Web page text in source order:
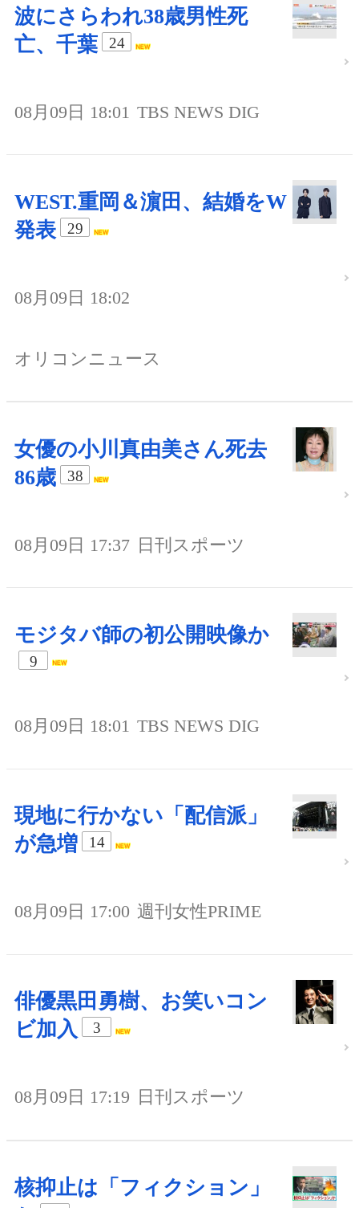
波にさらわれ38歳男性死
亡、千葉
24
08月09日 18:01 TBS NEWS DIG
WEST.重岡＆濵田、結婚をW
発表
29
08月09日 18:02
オリコンニュース
女優の小川真由美さん死去
86歳
38
08月09日 17:37 日刊スポーツ
モジタバ師の初公開映像か
9
08月09日 18:01 TBS NEWS DIG
現地に行かない「配信派」
が急増
14
08月09日 17:00 週刊女性PRIME
俳優黒田勇樹、お笑いコン
ビ加入
3
08月09日 17:19 日刊スポーツ
核抑止は「フィクション」